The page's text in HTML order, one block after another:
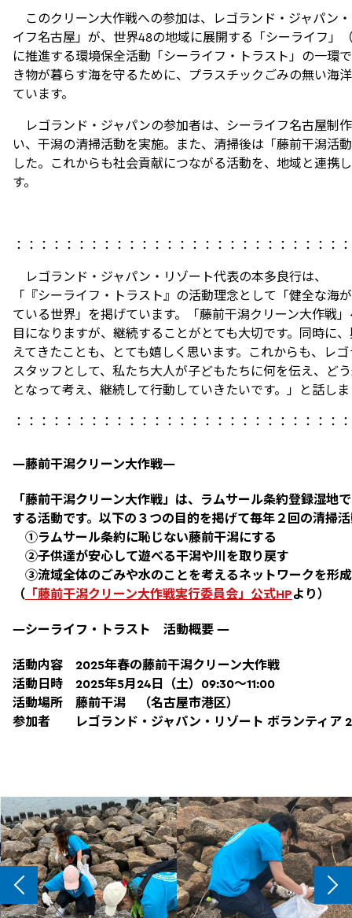
このクリーン大作戦への参加は、レゴランド・ジャパン
イフ名古屋」が、世界48の地域に展開する「シーライフ」
に推進する環境保全活動「シーライフ・トラスト」の一環
き物が暮らす海を守るために、プラスチックごみの無い海
ています。
レゴランド・ジャパンの参加者は、シーライフ名古屋制
い、干潟の清掃活動を実施。また、清掃後は「藤前干潟活
した。これからも社会貢献につながる活動を、地域と連携
す。
：：：：：：：：：：：：：：：：：：：：：：：：：：
レゴランド・ジャパン・リゾート代表の本多良行は、
「『シーライフ・トラスト』の活動理念として「健全な海
ている世界」を掲げています。「藤前干潟クリーン大作戦
目になりますが、継続することがとても大切です。同時に
えてきたことも、とても嬉しく思います。これからも、レ
スタッフとして、私たち大人が子どもたちに何を伝え、ど
となって考え、継続して行動していきたいです。」と話し
：：：：：：：：：：：：：：：：：：：：：：：：：：
―藤前干潟クリーン大作戦―
「藤前干潟クリーン大作戦」は、ラムサール条約登録湿地
する活動です。以下の３つの目的を掲げて毎年２回の清掃
①ラムサール条約に恥じない藤前干潟にする
②子供達が安心して遊べる干潟や川を取り戻す
③流域全体のごみや水のことを考えるネットワークを形
（ 「藤前干潟クリーン大作戦実行委員会」公式HPより）
―シーライフ・トラスト 活動概要 ―
活動内容 2025年春の藤前干潟クリーン大作戦
活動日時 2025年5月24日（土）09:30〜11:00
活動場所 藤前干潟 （名古屋市港区）
参加者 レゴランド・ジャパン・リゾート ボランティア